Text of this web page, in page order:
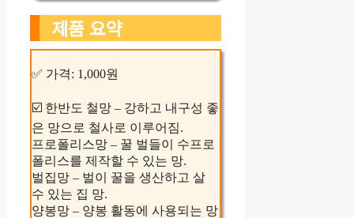
제품 요약
✅ 가격: 1,000원
☑️ 한반도 철망 – 강하고 내구성 좋
은 망으로 철사로 이루어짐.
프로폴리스망 – 꿀 벌들이 수프로
폴리스를 제작할 수 있는 망.
벌집망 – 벌이 꿀을 생산하고 살
수 있는 집 망.
양봉망 – 양봉 활동에 사용되는 망